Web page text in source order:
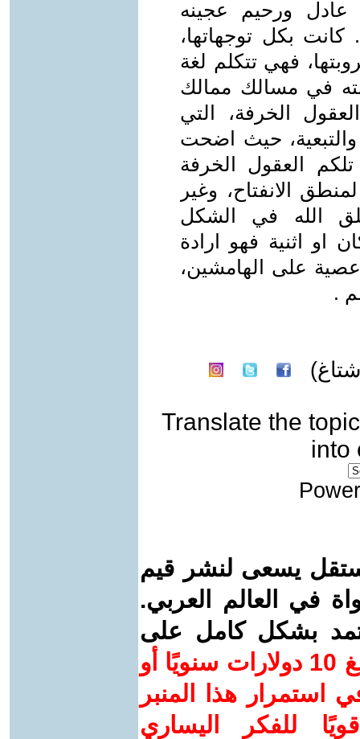
ورحيم عجينه
بكل توجهاتها،
فهي تتكلم لغة
في مسالك ممالك
الخرفة، التي
حيث اضحت
العقول الخرفة
الانفتاح، وغير
الله في الشكل
او اثنية فهو ارادة
عصية على الهامشين،
.
Translate the topic
into
يسعى لنشر قيم
في العالم العربي.
بشكل كامل على
ساهم/ي معنا! بدعمكم بمبلغ 10 دولارات سنويًا أو
استمرار هذا المنبر
للفكر اليساري